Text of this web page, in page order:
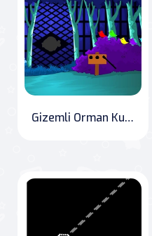
Gizemli Orman Kurtuluşu